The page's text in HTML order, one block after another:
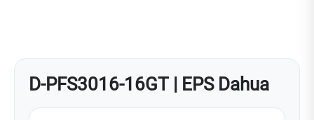
D-PFS3016-16GT | EPS Dahua